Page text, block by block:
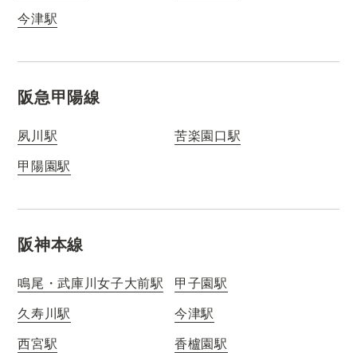
今津駅
阪急甲陽線
夙川駅
苦楽園口駅
甲陽園駅
阪神本線
鳴尾・武庫川女子大前駅
甲子園駅
久寿川駅
今津駅
西宮駅
香櫨園駅